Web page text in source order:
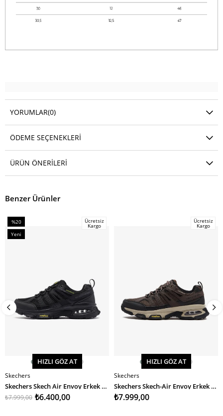
YORUMLAR(0)
ÖDEME SEÇENEKLERI
ÜRÜN ÖNERILERI
Benzer Ürünler
SEPETE EKLE
%20
İndirim
Yeni
Ücretsiz
Kargo
HIZLI GÖZ AT
Skechers
Skechers Skech Air Envoy Erkek Spor Ayakkabı
₺6.400,00
₺7.999,00
SEPETE EKLE
Ücretsiz
Kargo
HIZLI GÖZ AT
Skechers
Skechers Skech-Air Envoy Erkek Spor Ayakkabı
₺7.999,00